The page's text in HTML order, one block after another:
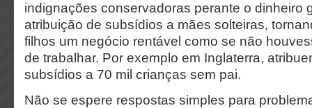
indignações conservadoras perante o dinheiro
atribuição de subsídios a mães solteiras,
filhos um negócio rentável como se não
de trabalhar. Por exemplo em Inglaterra,
subsídios a 70 mil crianças sem pai.
Não se espere respostas simples para